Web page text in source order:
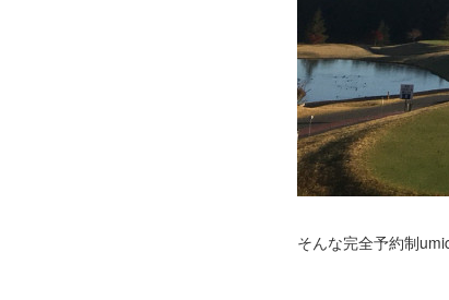
そんな完全予約制